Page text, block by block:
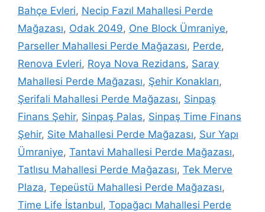
Bahçe Evleri, Necip Fazıl Mahallesi Perde
Mağazası, Odak 2049, One Block Ümraniye,
Parseller Mahallesi Perde Mağazası, Perde,
Renova Evleri, Roya Nova Rezidans, Saray
Mahallesi Perde Mağazası, Şehir Konakları,
Şerifali Mahallesi Perde Mağazası, Sinpaş
Finans Şehir, Sinpaş Palas, Sinpaş Time Finans
Şehir, Site Mahallesi Perde Mağazası, Sur Yapı
Ümraniye, Tantavi Mahallesi Perde Mağazası,
Tatlısu Mahallesi Perde Mağazası, Tek Merve
Plaza, Tepeüstü Mahallesi Perde Mağazası,
Time Life İstanbul, Topağacı Mahallesi Perde